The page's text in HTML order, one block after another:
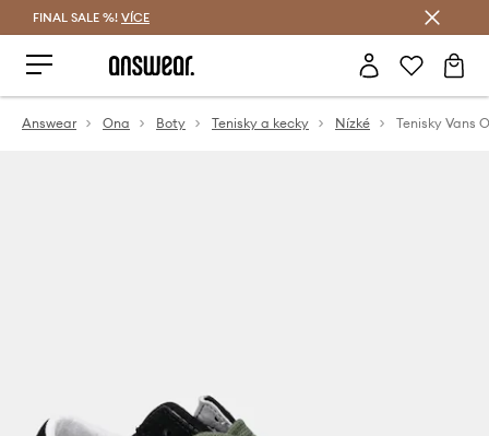
FINAL SALE %! VÍCE
Answear Ona Boty Tenisky a kecky Nízké Tenisky Vans